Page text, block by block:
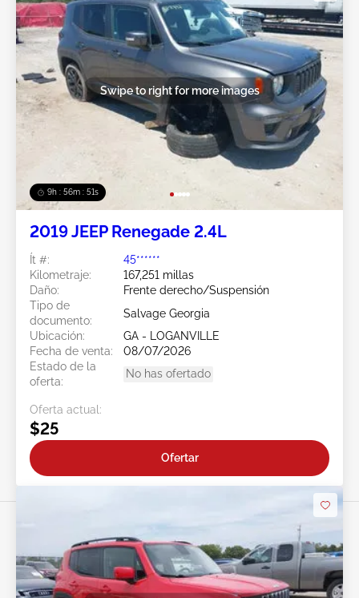
9h : 56m : 49s
Swipe to right for more images
2019 JEEP Renegade 2.4L
Ít #:
45******
Kilometraje:
167,251 millas
Daño:
Frente derecho/Suspensión
Tipo de
documento:
Salvage Georgia
Ubicación:
GA - LOGANVILLE
Fecha de venta:
08/07/2026
Estado de la
oferta:
No has ofertado
Oferta actual:
$25
Ofertar